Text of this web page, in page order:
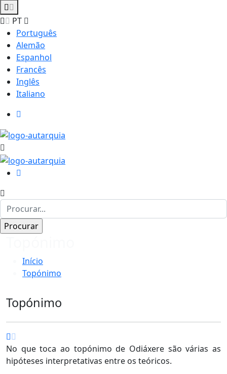
PT
Português
Alemão
Espanhol
Francês
Inglês
Italiano
Início
Topónimo
Topónimo
No que toca ao topónimo de Odiáxere são várias as
hipóteses interpretativas entre os teóricos.